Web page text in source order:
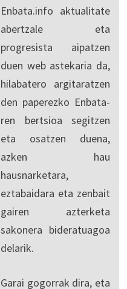
Enbata.info aktualitate
abertzale eta
progresista aipatzen
duen web astekaria da,
hilabatero argitaratzen
den paperezko Enbata-
ren bertsioa segitzen
eta osatzen duena,
azken hau
hausnarketara,
eztabaidara eta zenbait
gairen azterketa
sakonera bideratuagoa
delarik.
Garai gogorrak dira, eta